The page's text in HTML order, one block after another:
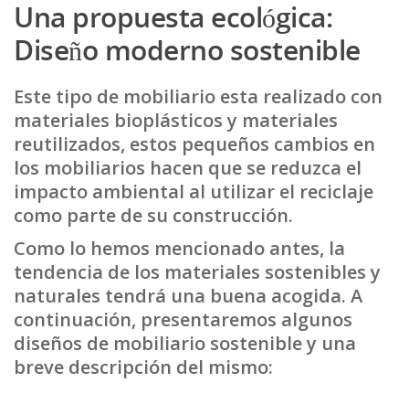
Una propuesta ecológica:
Diseño moderno sostenible
Este tipo de mobiliario esta realizado con
materiales bioplásticos y materiales
reutilizados, estos pequeños cambios en
los mobiliarios hacen que se reduzca el
impacto ambiental al utilizar el reciclaje
como parte de su construcción.
Como lo hemos mencionado antes, la
tendencia de los materiales sostenibles y
naturales tendrá una buena acogida. A
continuación, presentaremos algunos
diseños de mobiliario sostenible y una
breve descripción del mismo: